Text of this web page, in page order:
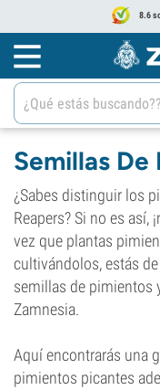
8.6
Semillas
¿Sabes distinguir los
Reapers? Si no es así,
vez que plantas
cultivándolos, estás
semillas de pimientos
Zamnesia.
Aquí encontrarás una
pimientos picantes